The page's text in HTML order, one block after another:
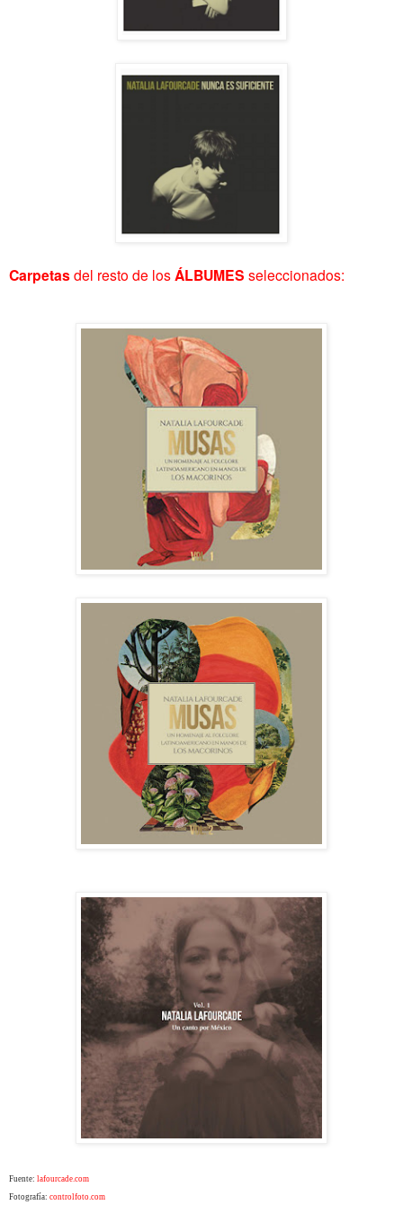
Carpetasdel resto de losÁLBUMES seleccionados:
Fuente: lafourcade.com
Fotografía: controlfoto.com